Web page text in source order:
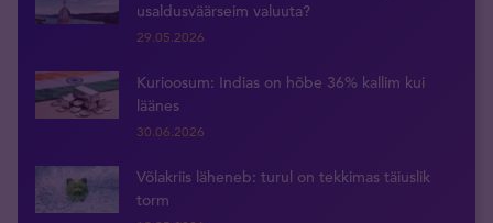
usaldusväärseim valuuta?
29.05.2026
Kurioosum: Indias on hõbe 36% kallim kui
läänes
30.06.2026
Võlakriis läheneb: turul on tekkimas täiuslik
torm